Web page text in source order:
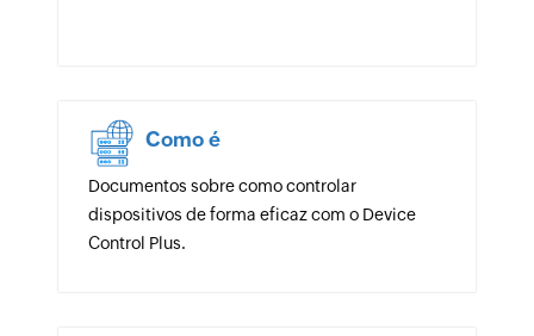
Como é
Documentos sobre como controlar
dispositivos de forma eficaz com o Device
Control Plus.